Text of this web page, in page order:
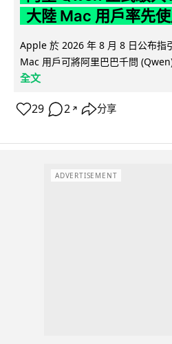
大陸 Mac 用戶率先使
Apple 於 2026 年 8 月 8 日公布指
Mac 用戶可將阿里巴巴千問
全文
29 2 ↗ 分享
ADVERTISEMENT